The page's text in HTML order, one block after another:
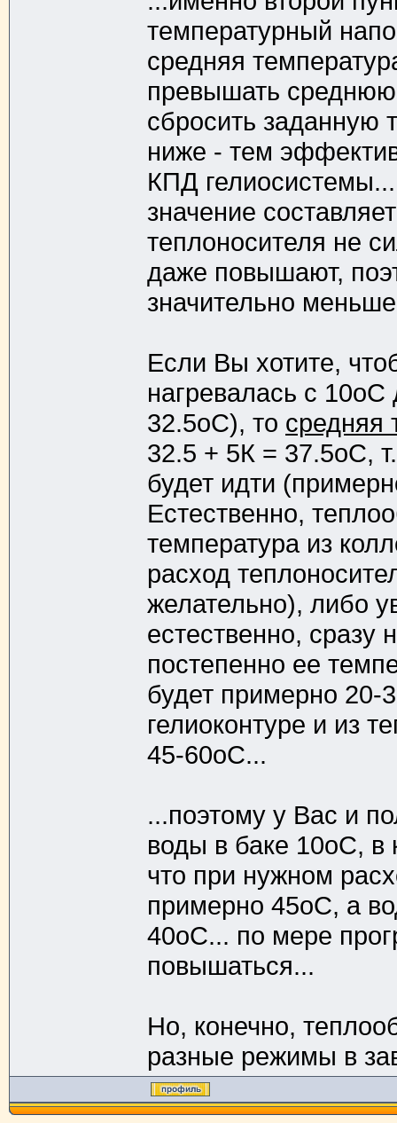
температурный
средняя
превышать
сбросить заданную
ниже - тем
КПД
значение
теплоносителя не
даже повышают,
значительно
Если Вы хотите,
нагревалась с
32.5оС), то средняя
32.5 + 5К = 37.5оС,
будет идти
Естественно,
температура из
расход
желательно), либо
естественно, сразу
постепенно ее
будет примерно 20-
гелиоконтуре и из
45-60оС...
...поэтому у Вас и
воды в баке 10оС, в
что при нужном
примерно 45оС, а
40оС... по мере
повышаться...
Но, конечно,
разные режимы в